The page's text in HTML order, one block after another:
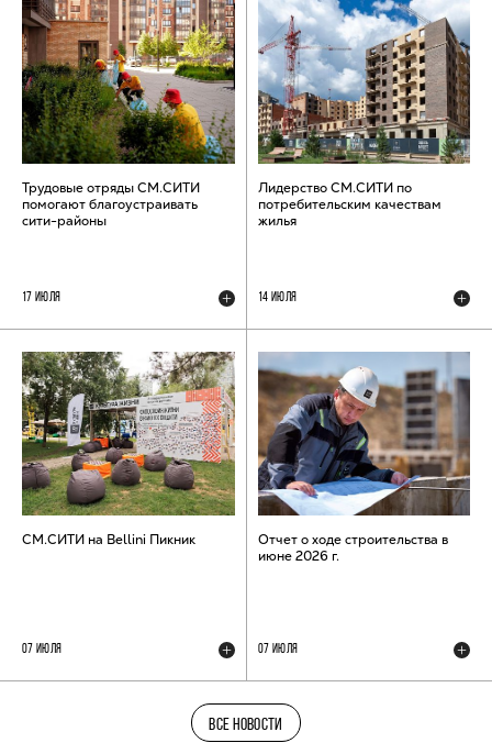
Трудовые отряды СМ.СИТИ
помогают благоустраивать
сити-районы
17 ИЮЛЯ
Лидерство СМ.СИТИ по
потребительским качествам
жилья
14 ИЮЛЯ
СМ.СИТИ на Bellini Пикник
07 ИЮЛЯ
Отчет о ходе строительства в
июне 2026 г.
07 ИЮЛЯ
ВСЕ НОВОСТИ